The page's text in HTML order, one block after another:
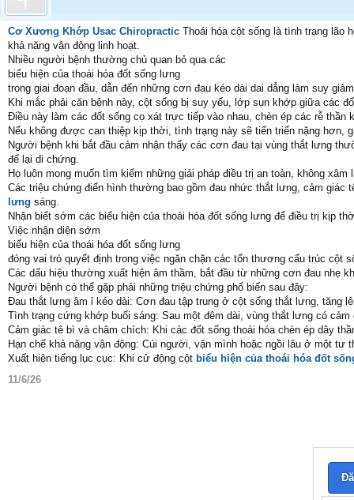
Cơ Xương Khớp Usac Chiropractic Thoái hóa cột sống là tình trạng lão
khả năng vận động linh hoạt.
Nhiều người bệnh thường chủ quan bỏ qua các
biểu hiện của thoái hóa đốt sống lưng
trong giai đoạn đầu, dẫn đến những cơn đau kéo dài dai dẳng làm suy
Khi mắc phải căn bệnh này, cột sống bị suy yếu, lớp sụn khớp giữa các
Điều này làm các đốt sống cọ xát trực tiếp vào nhau, chèn ép các rễ thần
Nếu không được can thiệp kịp thời, tình trạng này sẽ tiến triển nặng
Người bệnh khi bắt đầu cảm nhận thấy các cơn đau tại vùng thắt lưng
để lại di chứng.
Họ luôn mong muốn tìm kiếm những giải pháp điều trị an toàn, không
Các triệu chứng điển hình thường bao gồm đau nhức thắt lưng, cảm
lưng sáng.
Nhận biết sớm các biểu hiện của thoái hóa đốt sống lưng để điều trị kịp
Việc nhận diện sớm
biểu hiện của thoái hóa đốt sống lưng
đóng vai trò quyết định trong việc ngăn chặn các tổn thương cấu trúc cột
Các dấu hiệu thường xuất hiện âm thầm, bắt đầu từ những cơn đau nhẹ
Người bệnh có thể gặp phải những triệu chứng phổ biến sau đây:
Đau thắt lưng âm ỉ kéo dài: Cơn đau tập trung ở cột sống thắt lưng, tăng
Tình trạng cứng khớp buổi sáng: Sau một đêm dài, vùng thắt lưng có
Cảm giác tê bì và châm chích: Khi các đốt sống thoái hóa chèn ép dây
Hạn chế khả năng vận động: Cúi người, vặn mình hoặc ngồi lâu ở một tư
Xuất hiện tiếng lục cục: Khi cử động cột biểu hiện của thoái hóa đốt
11/6/26